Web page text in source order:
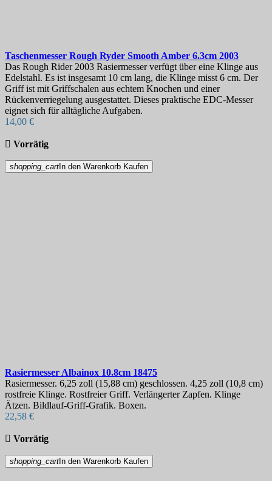
Marken
Klingenlänge, mm
Land
Stahl
Griff
Härte
Taschenmesser Rough Ryder Smooth Amber 6.3cm 2003
Das Rough Rider 2003 Rasiermesser verfügt über eine Klinge aus
Edelstahl. Es ist insgesamt 10 cm lang, die Klinge misst 6 cm. Der
Griff ist mit Griffschalen aus echtem Knochen und einer
Rückenverriegelung ausgestattet. Dieses praktische EDC-Messer
eignet sich für alltägliche Aufgaben.
14,00 €
 Vorrätig
shopping_cart In den Warenkorb Kaufen
Rasiermesser Albainox 10.8cm 18475
Rasiermesser. 6,25 zoll (15,88 cm) geschlossen. 4,25 zoll (10,8 cm)
rostfreie Klinge. Rostfreier Griff. Verlängerter Zapfen. Klinge
Ätzen. Bildlauf-Griff-Grafik. Boxen.
22,58 €
 Vorrätig
shopping_cart In den Warenkorb Kaufen